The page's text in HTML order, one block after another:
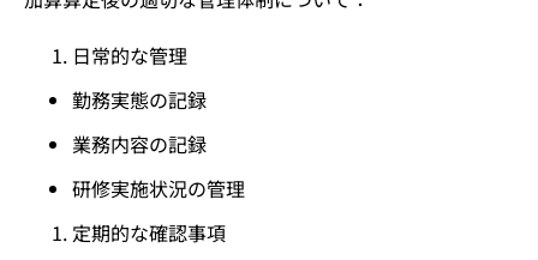
日常的な管理
勤務実態の記録
業務内容の記録
研修実施状況の管理
定期的な確認事項